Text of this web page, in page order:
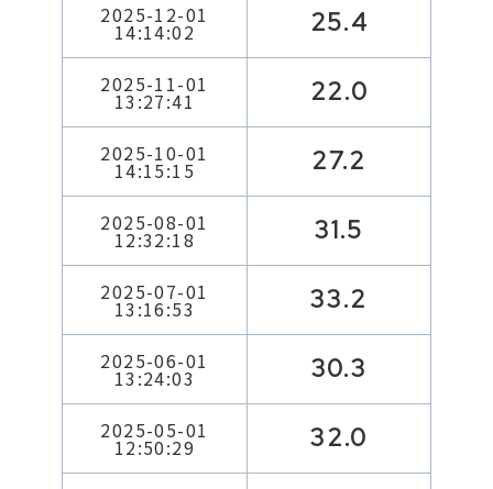
2025-12-01
14:14:02 25.4
2025-11-01
13:27:41 22.0
2025-10-01
14:15:15 27.2
2025-08-01
12:32:18 31.5
2025-07-01
13:16:53 33.2
2025-06-01
13:24:03 30.3
2025-05-01
12:50:29 32.0